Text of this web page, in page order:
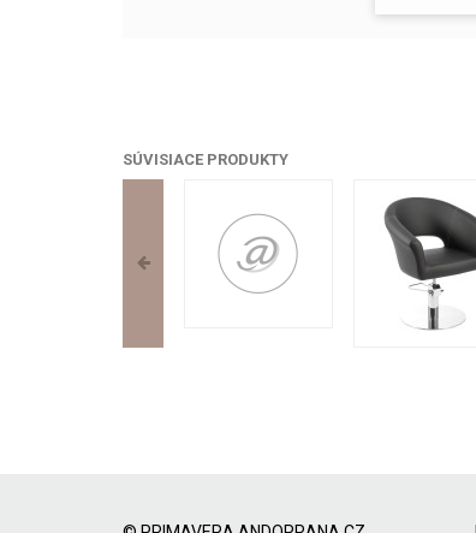
SÚVISIACE PRODUKTY